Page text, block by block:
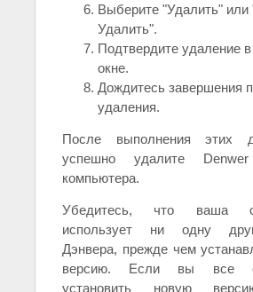
Выберите "Удалить" или
Удалить".
Подтвердите удаление
окне.
Дождитесь завершения
удаления.
После выполнения этих
успешно удалите
компьютера.
Убедитесь, что ваша
использует ни одну
Дэнвера, прежде чем
версию. Если вы все
установить новую